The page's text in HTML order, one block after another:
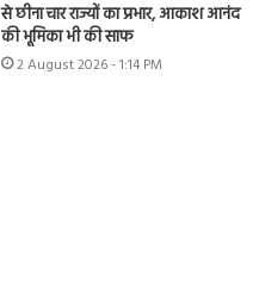
से छीना चार राज्यों का प्रभार, आकाश आनंद
की भूमिका भी की साफ
2 August 2026 - 1:14 PM